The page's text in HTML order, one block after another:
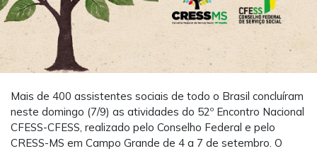
Mais de 400 assistentes sociais de todo o Brasil concluíram
neste domingo (7/9) as atividades do 52º Encontro Nacional
CFESS-CFESS, realizado pelo Conselho Federal e pelo
CRESS-MS em Campo Grande de 4 a 7 de setembro. O